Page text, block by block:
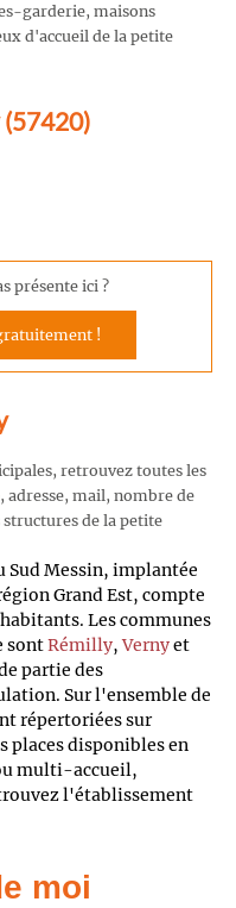
garderie, maisons
d'accueil de la petite
(57420)
présente ici ?
!
retrouvez toutes les
mail, nombre de
de la petite
Sud Messin, implantée
Grand Est, compte
Les communes
sontRémilly,Vernyet
partie des
Sur l'ensemble de
répertoriées sur
places disponibles en
multi-accueil,
l'établissement
moi